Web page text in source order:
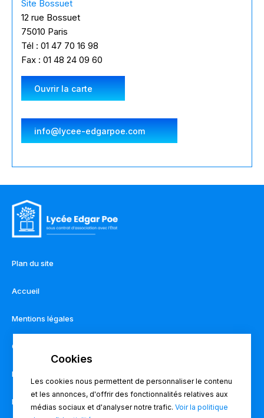
Site Bossuet
12 rue Bossuet
75010 Paris
Tél : 01 47 70 16 98
Fax : 01 48 24 09 60
Ouvrir la carte
info@lycee-edgarpoe.com
Plan du site
Accueil
Mentions légales
Contact
Règlement intérieur
Pronote
Les cookies nous permettent de personnaliser le contenu
et les annonces, d'offrir des fonctionnalités relatives aux
médias sociaux et d'analyser notre trafic.Voir la politique